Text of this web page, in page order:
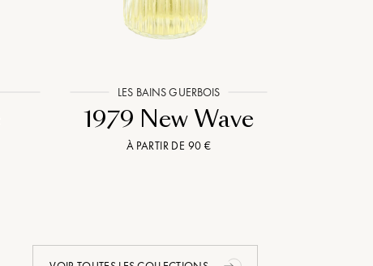
LES BAINS GUERBOIS
1979 New Wave
À PARTIR DE 90 €